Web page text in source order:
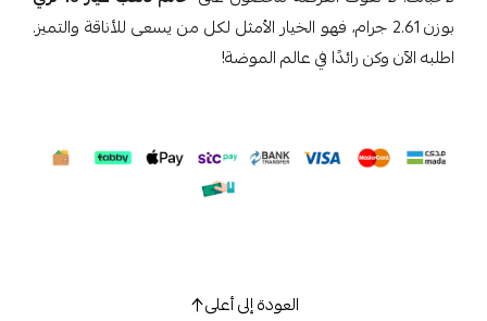
بوزن 2.61 جرام، فهو الخيار الأمثل لكل من يسعى للأناقة والتميز.
اطلبه الآن وكن رائدًا في عالم الموضة!
العودة إلى أعلى